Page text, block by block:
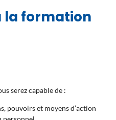
la formation
serez capable de :
pouvoirs et moyens d’action